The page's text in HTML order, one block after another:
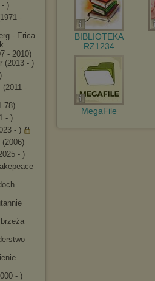
- )
-
- Erica
- 2010)
(2013 - )
(2011 -
78)
- )
- )
(2006)
- )
- )
BIBLIOTEKA
RZ1234
MegaFile